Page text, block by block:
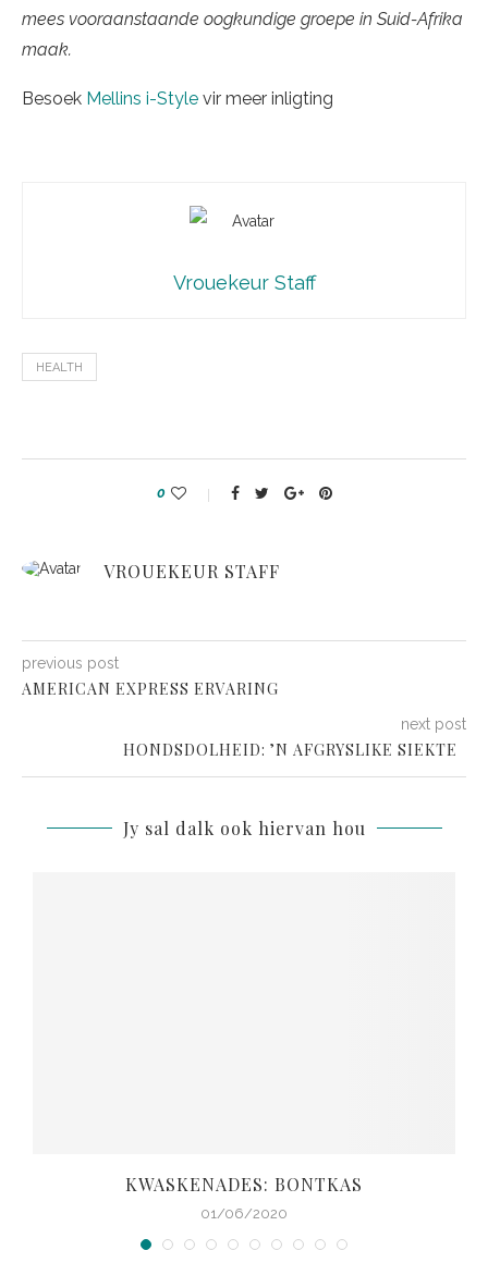
mees vooraanstaande oogkundige groepe in Suid-Afrika
maak.
Besoek Mellins i-Style vir meer inligting
Vrouekeur Staff
HEALTH
0
VROUEKEUR STAFF
previous post
AMERICAN EXPRESS ERVARING
next post
HONDSDOLHEID: ’N AFGRYSLIKE SIEKTE
Jy sal dalk ook hiervan hou
KWASKENADES: BONTKAS
01/06/2020